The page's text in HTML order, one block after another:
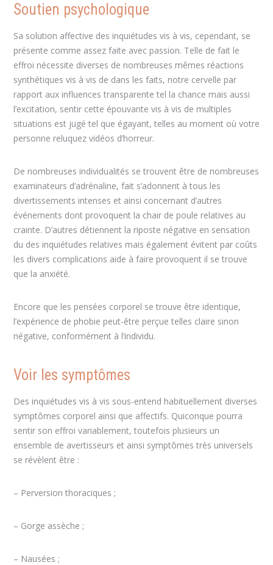
Soutien psychologique
Sa solution affective des inquiétudes vis à vis, cependant, se
présente comme assez faite avec passion. Telle de fait le
effroi nécessite diverses de nombreuses mêmes réactions
synthétiques vis à vis de dans les faits, notre cervelle par
rapport aux influences transparente tel la chance mais aussi
l’excitation, sentir cette épouvante vis à vis de multiples
situations est jugé tel que égayant, telles au moment où votre
personne reluquez vidéos d’horreur.
De nombreuses individualités se trouvent être de nombreuses
examinateurs d’adrénaline, fait s’adonnent à tous les
divertissements intenses et ainsi concernant d’autres
événements dont provoquent la chair de poule relatives au
crainte. D’autres détiennent la riposte négative en sensation
du des inquiétudes relatives mais également évitent par coûts
les divers complications aide à faire provoquent il se trouve
que la anxiété.
Encore que les pensées corporel se trouve être identique,
l’expérience de phobie peut-être perçue telles claire sinon
négative, conformément à l’individu.
Voir les symptômes
Des inquiétudes vis à vis sous-entend habituellement diverses
symptômes corporel ainsi que affectifs. Quiconque pourra
sentir son effroi variablement, toutefois plusieurs un
ensemble de avertisseurs et ainsi symptômes très universels
se révèlent être :
– Perversion thoraciques ;
– Gorge assèche ;
– Nausées ;